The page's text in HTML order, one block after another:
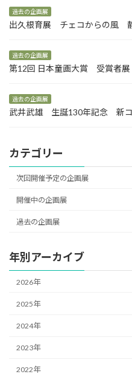
過去の企画展
出久根育展 チェコからの風
過去の企画展
第12回 日本童画大賞 受賞者展
過去の企画展
武井武雄 生誕130年記念 新
カテゴリー
次回開催予定の企画展
開催中の企画展
過去の企画展
年別アーカイブ
2026年
2025年
2024年
2023年
2022年